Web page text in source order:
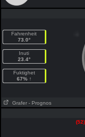
Fahrenheit
73.0°
Inuti
23.4°
Fuktighet
67% ↑
Grafer - Prognos